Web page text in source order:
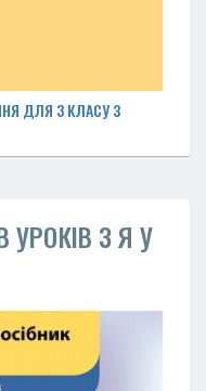
ДЛЯ 3 КЛАСУ З
УРОКІВ З Я У